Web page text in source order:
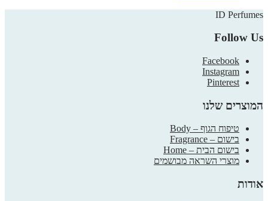
ID Perfumes
Follow Us
Facebook
Instagram
Pinterest
המוצרים שלנו
טיפוח הגוף – Body
בישום – Fragrance
בישום הבית – Home
מוצרי השראה מבושמים
אודות